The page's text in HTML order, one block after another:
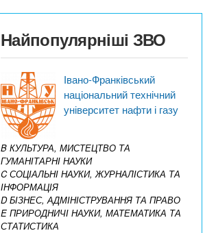
Найпопулярніші ЗВО
Івано-Франківський
національний технічний
університет нафти і газу
B КУЛЬТУРА, МИСТЕЦТВО ТА
ГУМАНІТАРНІ НАУКИ
C СОЦІАЛЬНІ НАУКИ, ЖУРНАЛІСТИКА ТА
ІНФОРМАЦІЯ
D БІЗНЕС, АДМІНІСТРУВАННЯ ТА ПРАВО
E ПРИРОДНИЧІ НАУКИ, МАТЕМАТИКА ТА
СТАТИСТИКА